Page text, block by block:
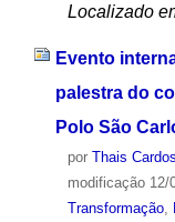
Localizado
Evento
palestra do
Polo São
por Thais
modificação12/
Transformação,